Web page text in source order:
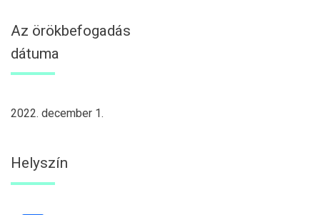
Az örökbefogadás
dátuma
2022. december 1.
Helyszín